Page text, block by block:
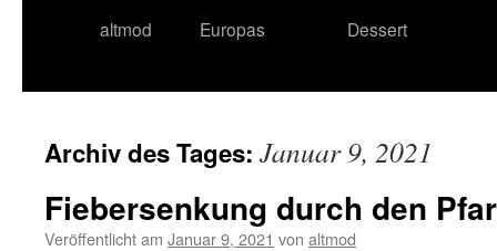
altmod
Europas
Dessert
Archiv des Tages: Januar 9, 2021
Fiebersenkung durch den
Veröffentlicht am Januar 9, 2021 von altmod